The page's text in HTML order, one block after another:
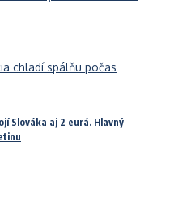
Slováka aj 2 eurá. Hlavný